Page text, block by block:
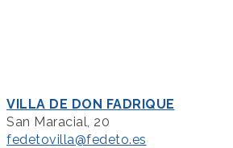
VILLA DE DON FADRIQUE
San Maracial, 20
fedetovilla@fedeto.es